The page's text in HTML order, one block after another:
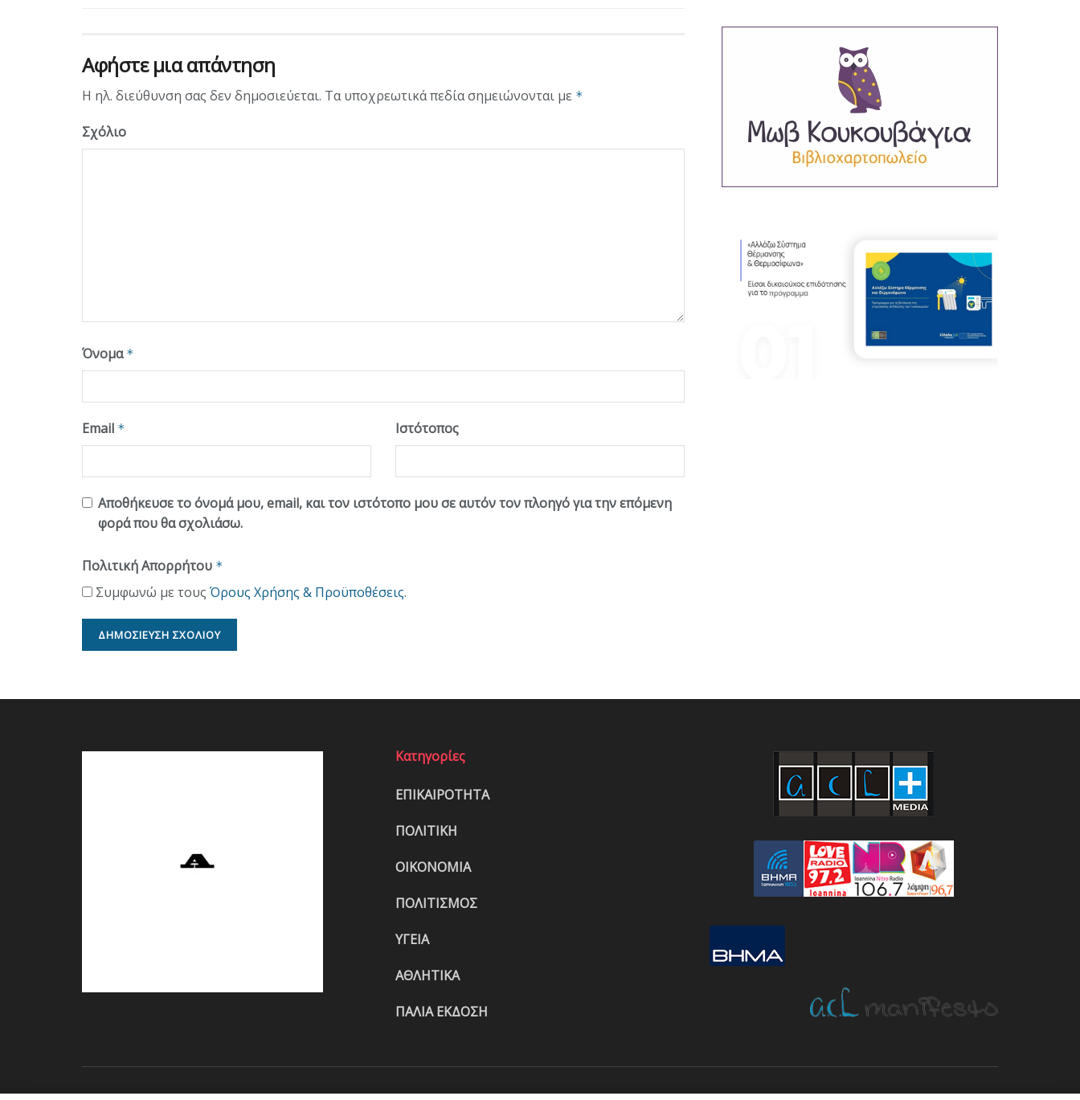
Αφήστε μια απάντηση
Η ηλ. διεύθυνση σας δεν δημοσιεύεται. Τα υποχρεωτικά πεδία σημειώνονται με *
Σχόλιο
Όνομα *
Email * Ιστότοπος
Αποθήκευσε το όνομά μου, email, και τον ιστότοπο μου σε αυτόν τον πλοηγό για την επόμενη
φορά που θα σχολιάσω.
Πολιτική Απορρήτου *
Συμφωνώ με τους Όρους Χρήσης & Προϋποθέσεις.
Κατηγορίες
ΕΠΙΚΑΙΡΟΤΗΤΑ
ΠΟΛΙΤΙΚΗ
ΟΙΚΟΝΟΜΙΑ
ΠΟΛΙΤΙΣΜΟΣ
ΥΓΕΙΑ
ΑΘΛΗΤΙΚΑ
ΠΑΛΙΑ ΕΚΔΟΣΗ